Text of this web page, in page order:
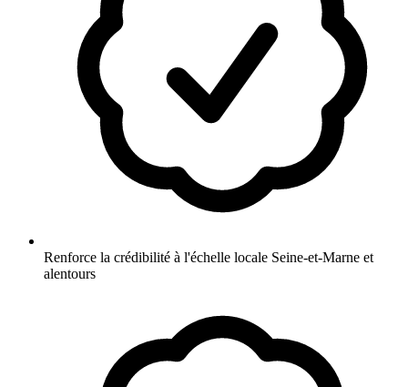
Renforce la crédibilité à l'échelle locale Seine-et-Marne et
alentours